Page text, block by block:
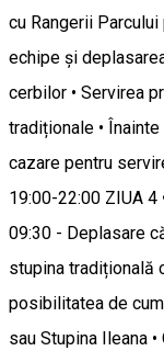
cu Rangerii
echipe și
cerbilor • Servirea
tradiționale •
cazare pentru
19:00-22:00 ZIUA 4
09:30 - Deplasare
stupina tradițională
posibilitatea de
sau Stupina Ileana